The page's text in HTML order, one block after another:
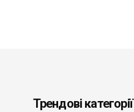
Трендові категорії